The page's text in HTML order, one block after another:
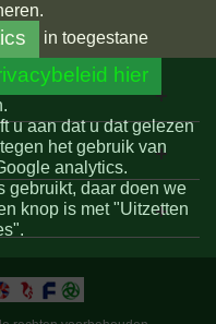
in toegestane
hier
u aan dat u dat gelezen
het gebruik van
analytics.
gebruikt, daar doen we
knop is met "Uitzetten